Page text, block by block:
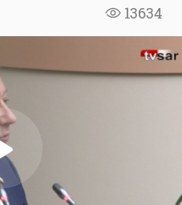
13634